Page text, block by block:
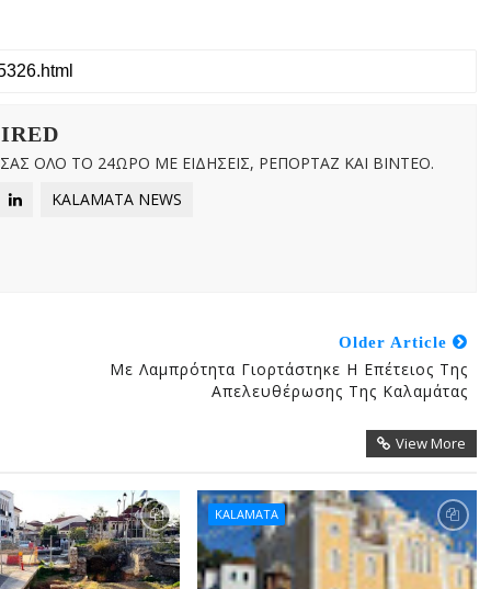
ΟΛΟ ΤΟ 24ΩΡΟ ΜΕ ΕΙΔΗΣΕΙΣ, ΡΕΠΟΡΤΑΖ ΚΑΙ ΒΙΝΤΕΟ.
KALAMATA NEWS
Older Article
Με Λαμπρότητα Γιορτάστηκε Η Επέτειος Της
Απελευθέρωσης Της Καλαμάτας
View More
KALAMATA